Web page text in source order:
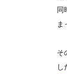
同
ま
そ
し